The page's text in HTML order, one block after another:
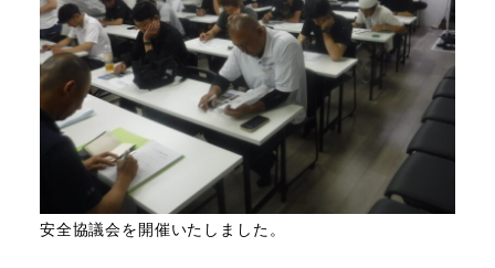
安全協議会を開催いたしました。